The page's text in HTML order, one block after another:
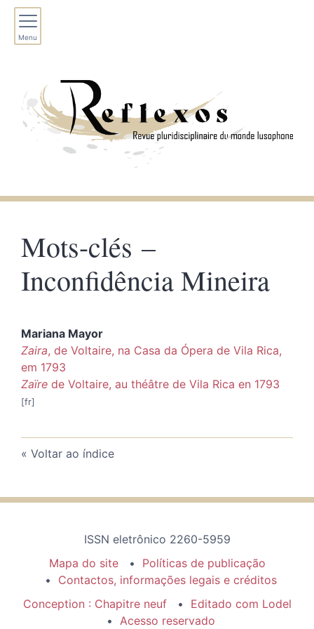
Menu
Mots-clés –
Inconfidência Mineira
Mariana Mayor
Zaira, de Voltaire, na Casa da Ópera de Vila Rica,
em 1793
Zaïre de Voltaire, au théâtre de Vila Rica en 1793
Voltar ao índice
ISSN eletrônico 2260-5959
Mapa do site
Políticas de publicação
Contactos, informações legais e créditos
Conception : Chapitre neuf
Editado com Lodel
Acesso reservado